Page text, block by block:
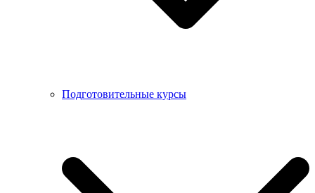
Подготовительные курсы